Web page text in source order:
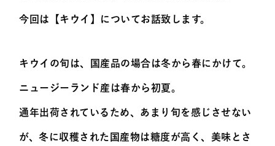
今回は【キウイ】についてお話致します。
キウイの旬は、国産品の場合は冬から春にかけて。
ニュージーランド産は春から初夏。
通年出荷されているため、あまり旬を感じさせない
が、冬に収穫された国産物は糖度が高く、美味とさ